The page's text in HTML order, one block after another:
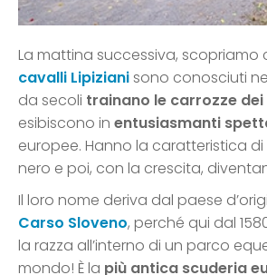
La mattina successiva, scopriamo
cavalli Lipizianisono conosciuti
da secoli trainano le carrozze dei
esibiscono in entusiasmanti
europee. Hanno la caratteristica
nero e poi, con la crescita,
Il loro nome deriva dal paese
Carso Sloveno, perché qui dal
la razza all’interno di un parco
mondo! È la più antica scuderia